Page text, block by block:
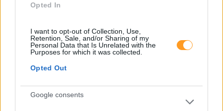
Opted In
I want to opt-out of Collection, Use,
Retention, Sale, and/or Sharing of my
Personal Data that Is Unrelated with the
Purposes for which it was collected.
Opted Out
Google consents
OS MITOS MAIS COMUNS SOBRE A PROCRASTINAÇÃO
É fácil adiar coisas, especialmente quando se trata de
um grande projeto. De acordo com Joseph Ferrari,